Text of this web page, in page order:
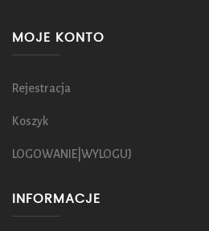
MOJE KONTO
Rejestracja
Koszyk
LOGOWANIE|WYLOGUJ
INFORMACJE